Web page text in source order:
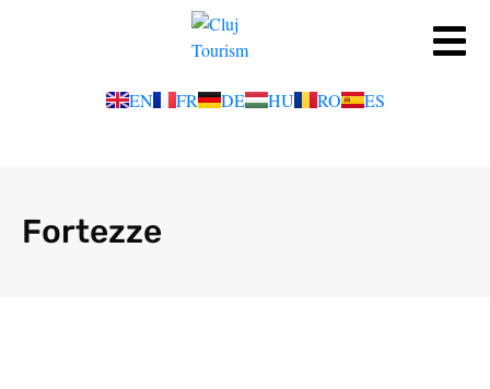
EN FR DE HU RO ES
Fortezze